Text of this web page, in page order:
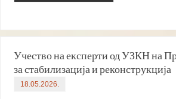
Учество на експерти од УЗКН на
за стабилизација и реконструкција
18.05.2026.